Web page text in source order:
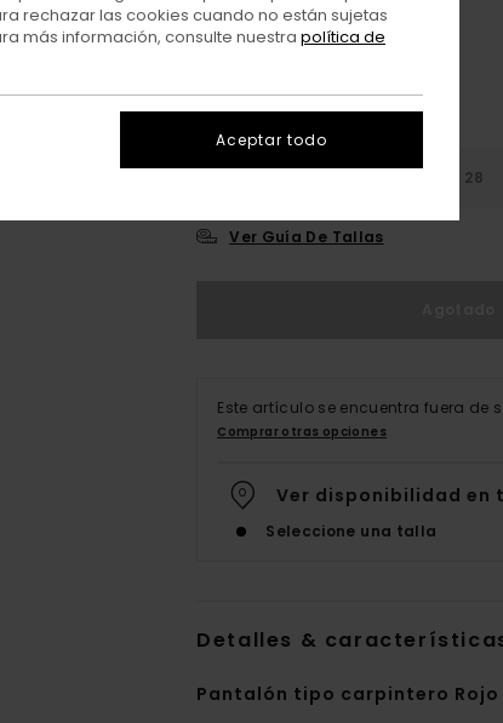
28
Ver Guía De Tallas
Este artículo se encuentra fuera de
Comprar otras opciones
Ver disponibilidad en
Seleccione una talla
Detalles &
Pantalón tipo carpintero Rojo
rechazar las cookies cuando no están sujetas
más información, consulte nuestra política de
Aceptar todo